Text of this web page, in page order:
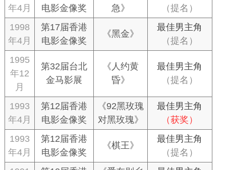
年4月
电影金像奖
急》
（提名）
1998
年4月
第17届香港
电影金像奖
《黑金》
最佳男主角
（提名）
1995
年12
月
第32届台北
金马影展
《人约黄
昏》
最佳男主角
（提名）
1993
年4月
第12届香港
电影金像奖
《92黑玫瑰
对黑玫瑰》
最佳男主角
（获奖）
1993
年4月
第12届香港
电影金像奖
《棋王》
最佳男主角
（提名）